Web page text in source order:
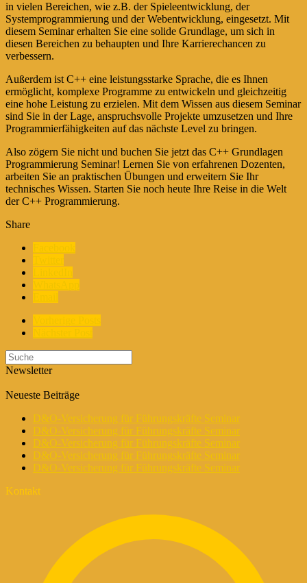
in vielen Bereichen, wie z.B. der Spieleentwicklung, der
Systemprogrammierung und der Webentwicklung, eingesetzt. Mit
diesem Seminar erhalten Sie eine solide Grundlage, um sich in
diesen Bereichen zu behaupten und Ihre Karrierechancen zu
verbessern.
Außerdem ist C++ eine leistungsstarke Sprache, die es Ihnen
ermöglicht, komplexe Programme zu entwickeln und gleichzeitig
eine hohe Leistung zu erzielen. Mit dem Wissen aus diesem Seminar
sind Sie in der Lage, anspruchsvolle Projekte umzusetzen und Ihre
Programmierfähigkeiten auf das nächste Level zu bringen.
Also zögern Sie nicht und buchen Sie jetzt das C++ Grundlagen
Programmierung Seminar! Lernen Sie von erfahrenen Dozenten,
arbeiten Sie an praktischen Übungen und erweitern Sie Ihr
technisches Wissen. Starten Sie noch heute Ihre Reise in die Welt
der C++ Programmierung.
Share
Newsletter
Neueste Beiträge
D&O-Versicherung für Führungskräfte Seminar
D&O-Versicherung für Führungskräfte Seminar
D&O-Versicherung für Führungskräfte Seminar
D&O-Versicherung für Führungskräfte Seminar
D&O-Versicherung für Führungskräfte Seminar
Kontakt